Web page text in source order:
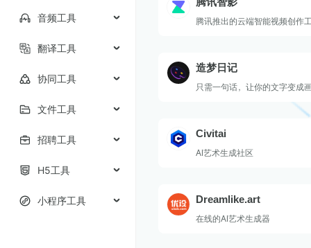
音频工具
翻译工具
协同工具
文件工具
招聘工具
H5工具
小程序工具
腾讯推出的云端智能视频创作
造梦日记
只需一句话，让你的文字变成
Civitai
AI艺术生成社区
Dreamlike.art
在线的AI艺术生成器